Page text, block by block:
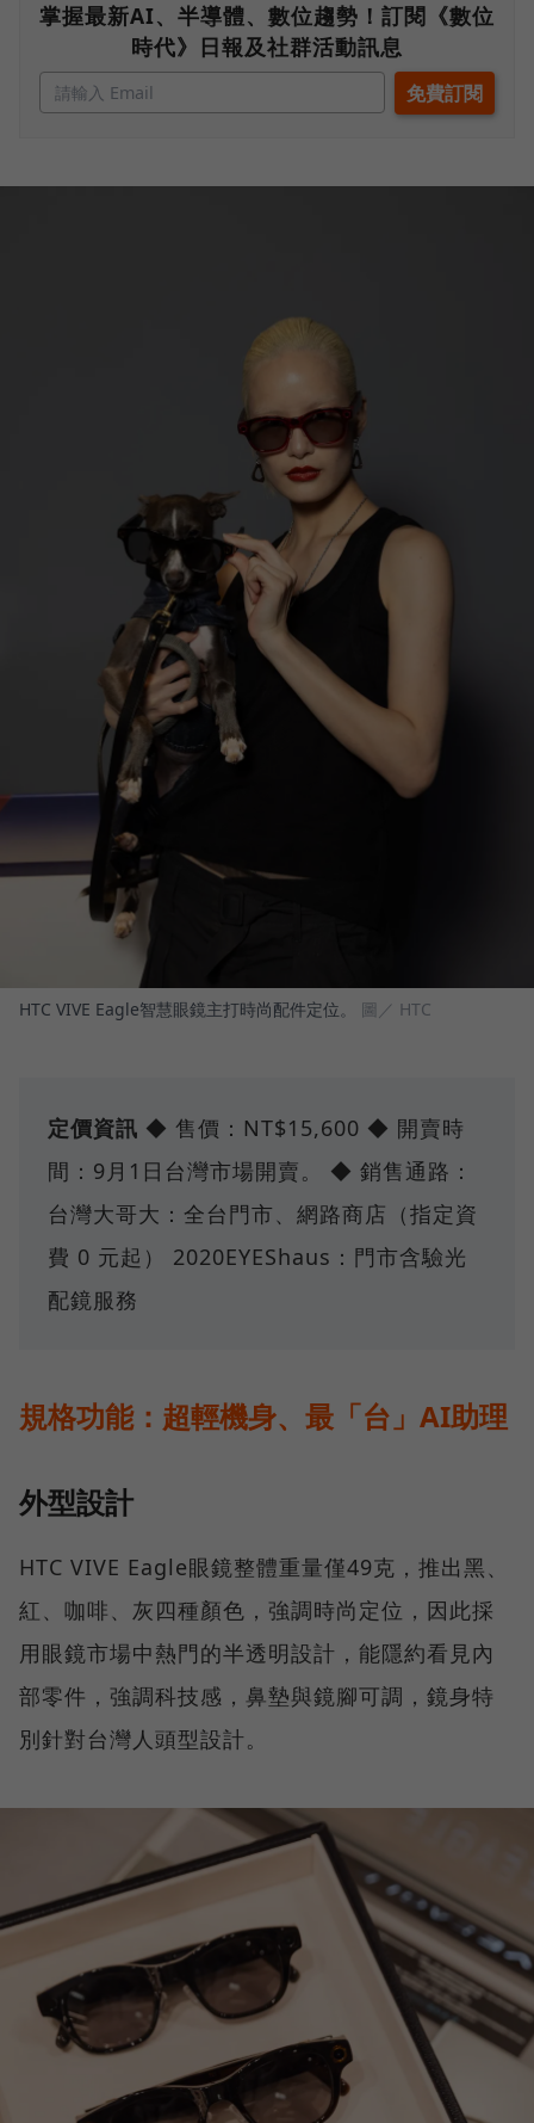
掌握最新AI、半導體、數位趨勢！訂閱《數位
時代》日報及社群活動訊息
HTC VIVE Eagle智慧眼鏡主打時尚配件定位。 圖／ HTC
定價資訊 ◆ 售價：NT$15,600 ◆ 開賣時
間：9月1日台灣市場開賣。 ◆ 銷售通路：
台灣大哥大：全台門市、網路商店（指定資
費 0 元起） 2020EYEShaus：門市含驗光
配鏡服務
規格功能：超輕機身、最「台」AI助理
外型設計
HTC VIVE Eagle眼鏡整體重量僅49克，推出黑、
紅、咖啡、灰四種顏色，強調時尚定位，因此採
用眼鏡市場中熱門的半透明設計，能隱約看見內
部零件，強調科技感，鼻墊與鏡腳可調，鏡身特
別針對台灣人頭型設計。